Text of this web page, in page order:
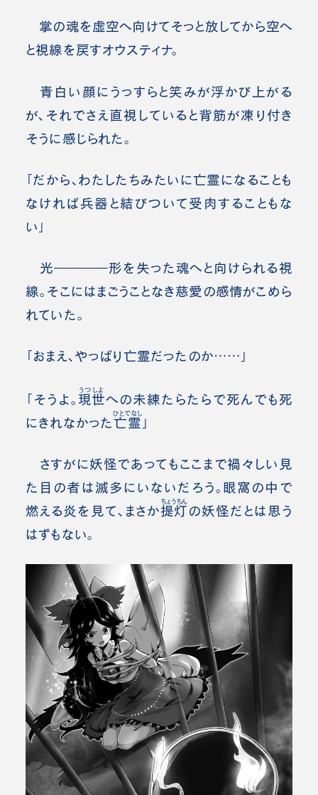
掌の魂を虚空へ向けてそっと放してから空へ
と視線を戻すオウスティナ。
青白い顔にうっすらと笑みが浮かび上がる
が、それでさえ直視していると背筋が凍り付き
そうに感じられた。
「だから、わたしたちみたいに亡霊になることも
なければ兵器と結びついて受肉することもな
い」
光――――形を失った魂へと向けられる視
線。そこにはまごうことなき慈愛の感情がこめら
れていた。
「おまえ、やっぱり亡霊だったのか……」
「そうよ。 現世
うつしよ
への未練たらたらで死んでも死
にきれなかった 亡霊
ひとでなし
」
さすがに妖怪であってもここまで禍々しい見
た目の者は滅多にいないだろう。眼窩の中で
燃える炎を見て、まさか提灯
ちょうちん
の妖怪だとは思う
はずもない。